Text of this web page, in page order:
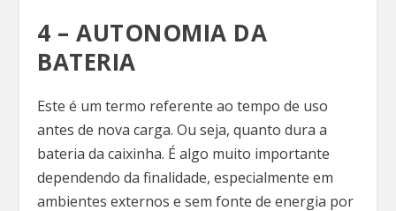
4 – AUTONOMIA DA
BATERIA
Este é um termo referente ao tempo de uso
antes de nova carga. Ou seja, quanto dura a
bateria da caixinha. É algo muito importante
dependendo da finalidade, especialmente em
ambientes externos e sem fonte de energia por